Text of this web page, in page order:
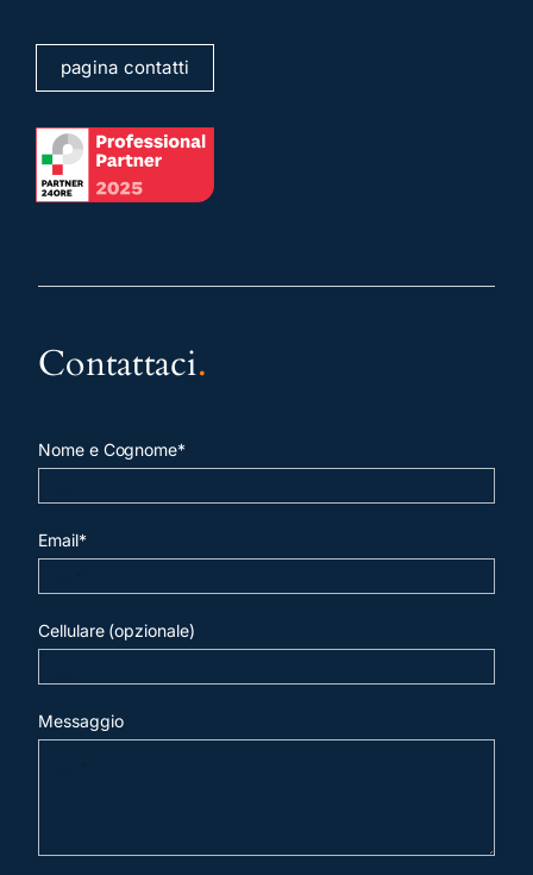
pagina contatti
Contattaci.
Nome e Cognome*
Email*
Cellulare (opzionale)
Messaggio